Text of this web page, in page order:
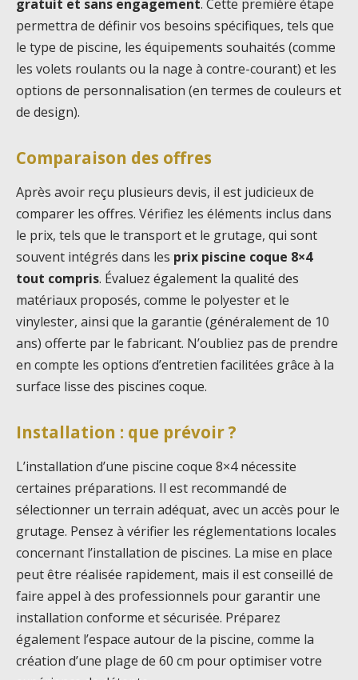
gratuit et sans engagement. Cette première étape
permettra de définir vos besoins spécifiques, tels que
le type de piscine, les équipements souhaités (comme
les volets roulants ou la nage à contre-courant) et les
options de personnalisation (en termes de couleurs et
de design).
Comparaison des offres
Après avoir reçu plusieurs devis, il est judicieux de
comparer les offres. Vérifiez les éléments inclus dans
le prix, tels que le transport et le grutage, qui sont
souvent intégrés dans les prix piscine coque 8×4
tout compris. Évaluez également la qualité des
matériaux proposés, comme le polyester et le
vinylester, ainsi que la garantie (généralement de 10
ans) offerte par le fabricant. N’oubliez pas de prendre
en compte les options d’entretien facilitées grâce à la
surface lisse des piscines coque.
Installation : que prévoir ?
L’installation d’une piscine coque 8×4 nécessite
certaines préparations. Il est recommandé de
sélectionner un terrain adéquat, avec un accès pour le
grutage. Pensez à vérifier les réglementations locales
concernant l’installation de piscines. La mise en place
peut être réalisée rapidement, mais il est conseillé de
faire appel à des professionnels pour garantir une
installation conforme et sécurisée. Préparez
également l’espace autour de la piscine, comme la
création d’une plage de 60 cm pour optimiser votre